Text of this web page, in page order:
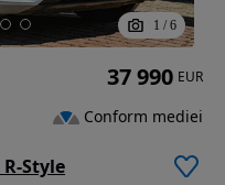
1 / 6
Style
37 990 EUR
Conform mediei